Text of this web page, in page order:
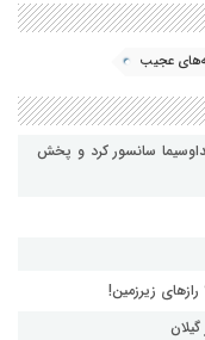
عجیب
سانسور کرد و پخش
زیرزمین!